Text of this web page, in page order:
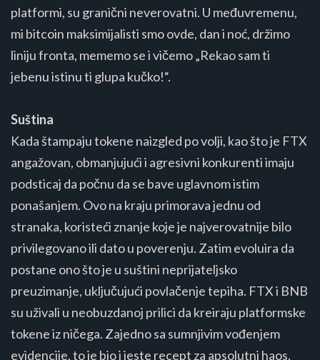
platformi, su granični neverovatni. U međuvremenu,
mi bitcoin maksimijalisti smo ovde, dan i noć, držimo
liniju fronta, mememo se i vičemo „Rekao sam ti
jebenu istinu ti glupa kučko!“.
Suština
Kada štampaju tokene naizgled po volji, kao što je FTX
angažovan, obmanjujući i agresivni konkurenti imaju
podsticaj da počnu da se bave uglavnom istim
ponašanjem. Ovo na kraju primorava jednu od
stranaka, koristeći znanje koje je najverovatnije bilo
privilegovano ili dato u poverenju. Zatim evoluira da
postane ono što je u suštini neprijateljsko
preuzimanje, uključujući povlačenje tepiha. FTX i BNB
su uživali u neobuzdanoj prilici da kreiraju platformske
tokene iz ničega. Zajedno sa sumnjivim vođenjem
evidencije, to je bio i jeste recept za apsolutni haos.